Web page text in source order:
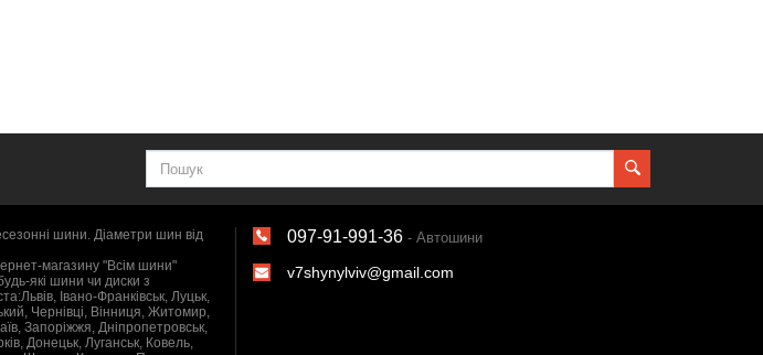
шини. Діаметри шин від
магазину "Всім шини"
які шини чи диски з
Івано-Франківськ, Луцьк,
Чернівці, Вінниця, Житомир,
Запоріжжя, Дніпропетровськ,
Донецьк, Луганськ, Ковель,
097-91-991-36 - Автошини